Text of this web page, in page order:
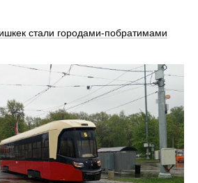
стали городами-побратимами